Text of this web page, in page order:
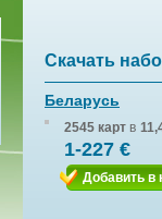
Скачать
Беларусь
2545 карт в
1-227 €
Добавить в